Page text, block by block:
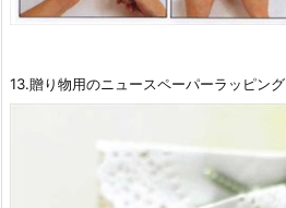
13.贈り物用のニュースペーパーラッピング